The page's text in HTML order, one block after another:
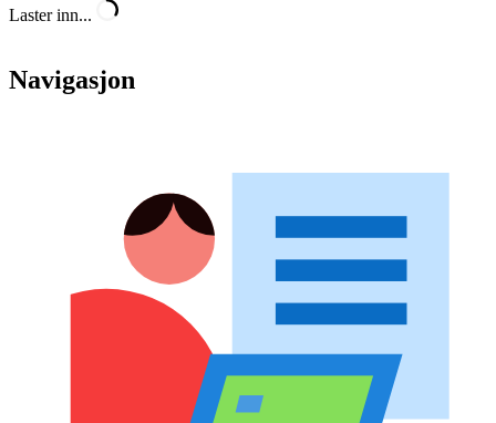
Laster inn...
Navigasjon